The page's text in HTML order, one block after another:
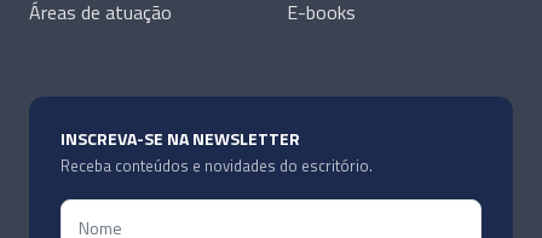
Áreas de atuação
E-books
INSCREVA-SE NA NEWSLETTER
Receba conteúdos e novidades do escritório.